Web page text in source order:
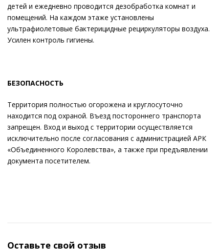
детей и ежедневно проводится дезобработка комнат и
помещений. На каждом этаже установлены
ультрафиолетовые бактерицидные рециркуляторы воздуха.
Усилен контроль гигиены.
БЕЗОПАСНОСТЬ
Территория полностью огорожена и круглосуточно
находится под охраной. Въезд постороннего транспорта
запрещен. Вход и выход с территории осуществляется
исключительно после согласования с администрацией АРК
«Объединенного Королевства», а также при предъявлении
документа посетителем.
Оставьте свой отзыв